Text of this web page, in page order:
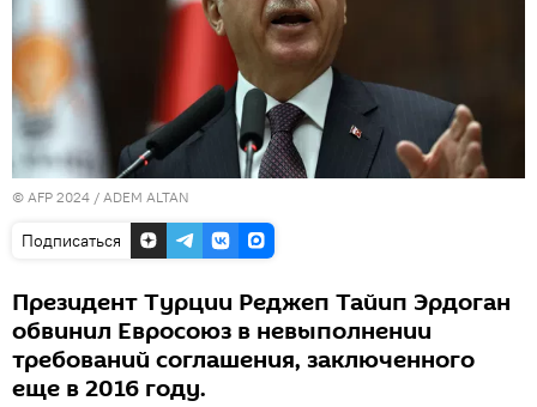
© AFP 2024 / ADEM ALTAN
Подписаться
Президент Турции Реджеп Тайип Эрдоган
обвинил Евросоюз в невыполнении
требований соглашения, заключенного
еще в 2016 году.